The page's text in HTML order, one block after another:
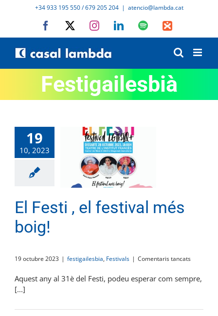
+34 933 195 550 / 679 205 204 | atencio@lambda.cat
Facebook InstagramLinkedInSpotifyIVoox
Festigailesbià
19
10, 2023
El Festi , el festival més
boig!
19 octubre 2023 | festigailesbia, Festivals | Comentaris tancatsa
Festi
més
Aquest any al 31è del Festi, podeu esperar com sempre,
[...]